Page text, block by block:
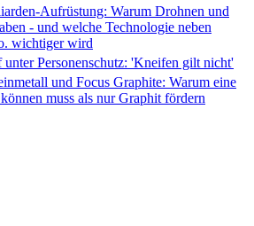
Aufrüstung: Warum Drohnen und
- und welche Technologie neben
wichtiger wird
Personenschutz: 'Kneifen gilt nicht'
und Focus Graphite: Warum eine
muss als nur Graphit fördern